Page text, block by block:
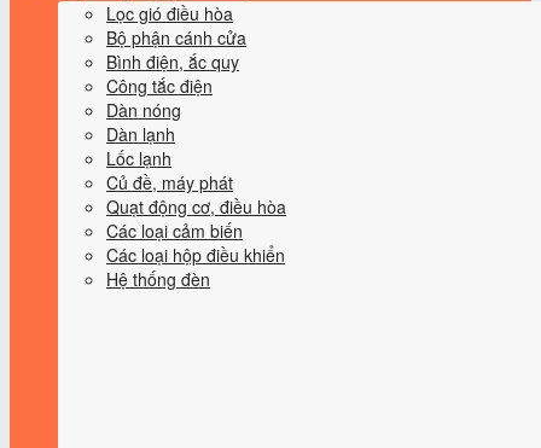
Lọc gió điều hòa
Bộ phận cánh cửa
Bình điện, ắc quy
Công tắc điện
Dàn nóng
Dàn lạnh
Lốc lạnh
Củ đề, máy phát
Quạt động cơ, điều hòa
Các loại cảm biến
Các loại hộp điều khiển
Hệ thống đèn